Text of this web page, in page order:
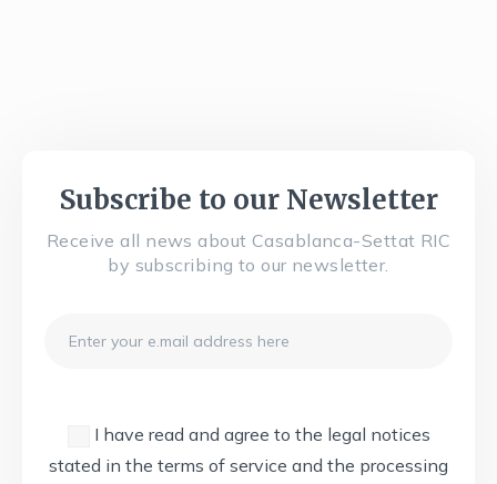
Subscribe to our Newsletter
Receive all news about Casablanca-Settat RIC
by subscribing to our newsletter.
I have read and agree to the legal notices
stated in the terms of service and the processing